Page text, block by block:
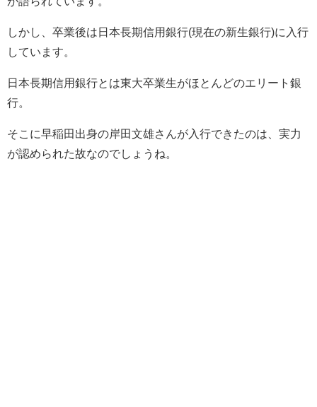
しかし、卒業後は日本長期信用銀行(現在の新生銀行)に入行
しています。
日本長期信用銀行とは東大卒業生がほとんどのエリート銀
行。
そこに早稲田出身の岸田文雄さんが入行できたのは、実力
が認められた故なのでしょうね。